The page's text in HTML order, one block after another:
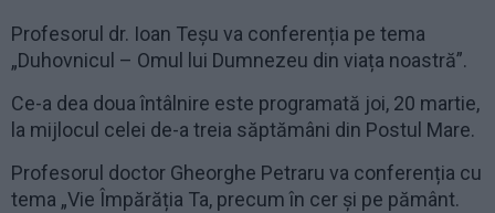
Profesorul dr. Ioan Teșu va conferenția pe tema
„Duhovnicul – Omul lui Dumnezeu din viața noastră”.
Ce-a dea doua întâlnire este programată joi, 20 martie,
la mijlocul celei de-a treia săptămâni din Postul Mare.
Profesorul doctor Gheorghe Petraru va conferenția cu
tema „Vie Împărăția Ta, precum în cer și pe pământ.